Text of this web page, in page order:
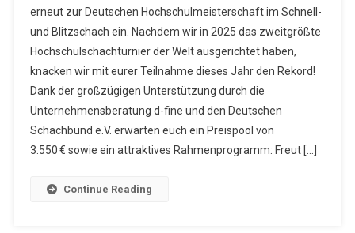
erneut zur Deutschen Hochschulmeisterschaft im Schnell-
und Blitzschach ein. Nachdem wir in 2025 das zweitgrößte
Hochschulschachturnier der Welt ausgerichtet haben,
knacken wir mit eurer Teilnahme dieses Jahr den Rekord!
Dank der großzügigen Unterstützung durch die
Unternehmensberatung d-fine und den Deutschen
Schachbund e.V. erwarten euch ein Preispool von
3.550 € sowie ein attraktives Rahmenprogramm: Freut […]
Continue Reading